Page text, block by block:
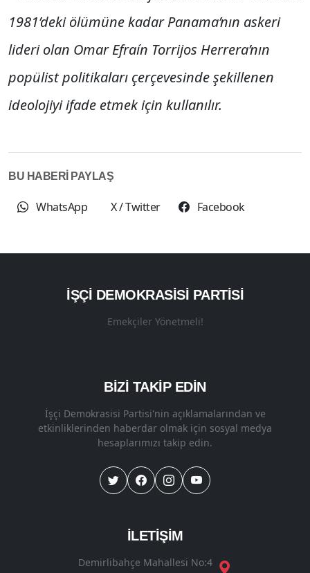
1981’deki ölümüne kadar Panama’nın askeri
lideri olan Omar Efraín Torrijos Herrera’nın
popülist politikaları çerçevesinde şekillenen
ideolojiyi ifade etmek için kullanılır.
BU HABERİ PAYLAŞ
WhatsApp X / Twitter Facebook
İŞÇI DEMOKRASISI PARTISI
Emekçiler Yönetmeli!
BİZİ TAKİP EDİN
İşçi Demokrasisi Partisi'nin açıklamalarından ve
etkinliklerinden haberdar olmak için sosyal medya
hesaplarımızı takip edin.
İLETİŞİM
Demirlibahçe Mahallesi No:4